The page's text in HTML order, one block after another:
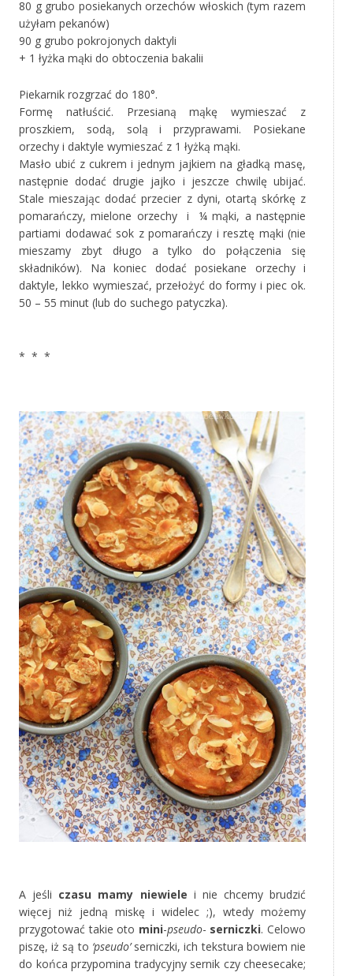
80 g grubo posiekanych orzechów włoskich (tym razem
użyłam pekanów)
90 g grubo pokrojonych daktyli
+ 1 łyżka mąki do obtoczenia bakalii
Piekarnik rozgrzać do 180°.
Formę natłuścić. Przesianą mąkę wymieszać z
proszkiem, sodą, solą i przyprawami. Posiekane
orzechy i daktyle wymieszać z 1 łyżką mąki.
Masło ubić z cukrem i jednym jajkiem na gładką masę,
następnie dodać drugie jajko i jeszcze chwilę ubijać.
Stale mieszając dodać przecier z dyni, otartą skórkę z
pomarańczy, mielone orzechy i ¼ mąki, a następnie
partiami dodawać sok z pomarańczy i resztę mąki (nie
mieszamy zbyt długo a tylko do połączenia się
składników). Na koniec dodać posiekane orzechy i
daktyle, lekko wymieszać, przełożyć do formy i piec ok.
50 – 55 minut (lub do suchego patyczka).
* * *
A jeśli czasu mamy niewiele i nie chcemy brudzić
więcej niż jedną miskę i widelec ;), wtedy możemy
przygotować takie oto mini-pseudo- serniczki. Celowo
piszę, iż są to ‘pseudo’serniczki, ich tekstura bowiem nie
do końca przypomina tradycyjny sernik czy cheesecake;